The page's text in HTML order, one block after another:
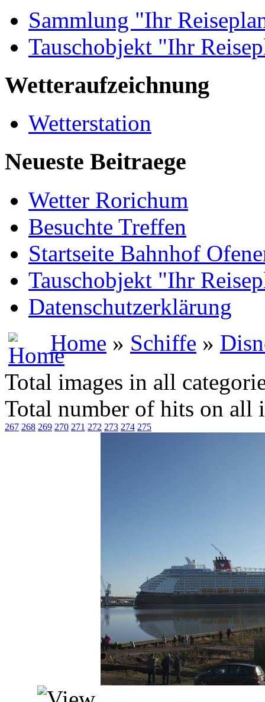
Sammlung "Ihr
Tauschobjekt "Ihr
Wetteraufzeichnung
Wetterstation
Neueste Beitraege
Wetter Rorichum
Besuchte Treffen
Startseite Bahnhof
Tauschobjekt "Ihr
Datenschutzerklärung
Home » Schiffe »
Total images in all
Total number of hits on all
267 268 269 270 271 272 273 274 275